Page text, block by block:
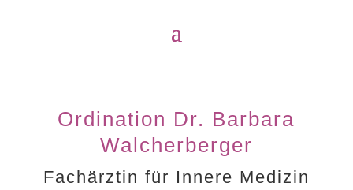
Ordination Dr. Barbara
Walcherberger
Fachärztin für Innere Medizin